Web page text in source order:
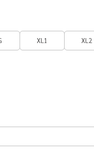
XL1 XL2